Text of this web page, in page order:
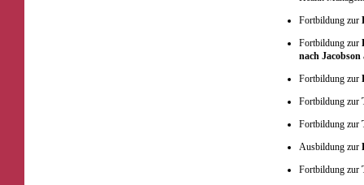
Fortbildung zur
Fortbildung zur
nach Jacobson
Fortbildung zur
Fortbildung zur
Fortbildung zur
Ausbildung zur
Fortbildung zur